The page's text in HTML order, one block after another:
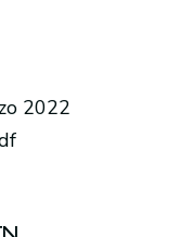
2022